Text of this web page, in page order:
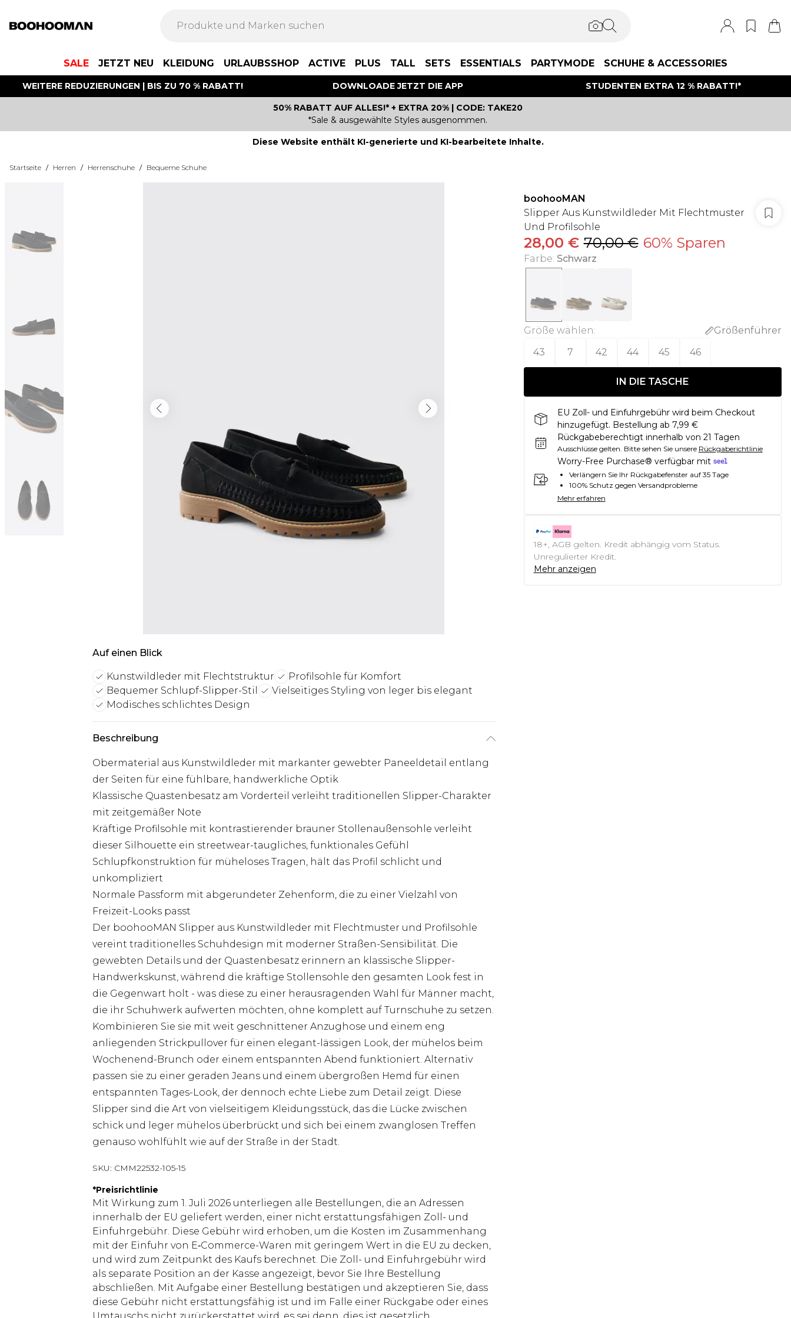
SALE JETZT NEU KLEIDUNG URLAUBSSHOP ACTIVE PLUS TALL SETS ESSENTIALS PARTYMODE SCHUHE & ACCESSORIES
WEITERE REDUZIERUNGEN | BIS ZU 70 % RABATT! DOWNLOADE JETZT DIE APP STUDENTEN EXTRA 12 % RABATT!*
50% RABATT AUF ALLES!* + EXTRA 20% | CODE: TAKE20
*Sale & ausgewählte Styles ausgenommen.
Diese Website enthält KI-generierte und KI-bearbeitete Inhalte.
Startseite / Herren / Herrenschuhe / Bequeme Schuhe
Auf einen Blick
Kunstwildleder mit Flechtstruktur
Profilsohle für Komfort
Bequemer Schlupf-Slipper-Stil
Vielseitiges Styling von leger bis elegant
Modisches schlichtes Design
Beschreibung
Obermaterial aus Kunstwildleder mit markanter gewebter Paneeldetail entlang
der Seiten für eine fühlbare, handwerkliche Optik
Klassische Quastenbesatz am Vorderteil verleiht traditionellen Slipper-Charakter
mit zeitgemäßer Note
Kräftige Profilsohle mit kontrastierender brauner Stollenaußensohle verleiht
dieser Silhouette ein streetwear-taugliches, funktionales Gefühl
Schlupfkonstruktion für müheloses Tragen, hält das Profil schlicht und
unkompliziert
Normale Passform mit abgerundeter Zehenform, die zu einer Vielzahl von
Freizeit-Looks passt
Der boohooMAN Slipper aus Kunstwildleder mit Flechtmuster und Profilsohle
vereint traditionelles Schuhdesign mit moderner Straßen-Sensibilität. Die
gewebten Details und der Quastenbesatz erinnern an klassische Slipper-
Handwerkskunst, während die kräftige Stollensohle den gesamten Look fest in
die Gegenwart holt - was diese zu einer herausragenden Wahl für Männer macht,
die ihr Schuhwerk aufwerten möchten, ohne komplett auf Turnschuhe zu setzen.
Kombinieren Sie sie mit weit geschnittener Anzughose und einem eng
anliegenden Strickpullover für einen elegant-lässigen Look, der mühelos beim
Wochenend-Brunch oder einem entspannten Abend funktioniert. Alternativ
passen sie zu einer geraden Jeans und einem übergroßen Hemd für einen
entspannten Tages-Look, der dennoch echte Liebe zum Detail zeigt. Diese
Slipper sind die Art von vielseitigem Kleidungsstück, das die Lücke zwischen
schick und leger mühelos überbrückt und sich bei einem zwanglosen Treffen
genauso wohlfühlt wie auf der Straße in der Stadt.
SKU: CMM22532-105-15
*Preisrichtlinie
Mit Wirkung zum 1. Juli 2026 unterliegen alle Bestellungen, die an Adressen
innerhalb der EU geliefert werden, einer nicht erstattungsfähigen Zoll- und
Einfuhrgebühr. Diese Gebühr wird erhoben, um die Kosten im Zusammenhang
mit der Einfuhr von E‑Commerce-Waren mit geringem Wert in die EU zu decken,
und wird zum Zeitpunkt des Kaufs berechnet. Die Zoll- und Einfuhrgebühr wird
als separate Position an der Kasse angezeigt, bevor Sie Ihre Bestellung
abschließen. Mit Aufgabe einer Bestellung bestätigen und akzeptieren Sie, dass
diese Gebühr nicht erstattungsfähig ist und im Falle einer Rückgabe oder eines
boohooMAN
Slipper Aus Kunstwildleder Mit Flechtmuster
Und Profilsohle
28,00 € 70,00 € 60% Sparen
Farbe: Schwarz
Größe wählen:
Größenführer
43
7 42 44 45 46
IN DIE TASCHE
EU Zoll- und Einfuhrgebühr wird beim Checkout
hinzugefügt. Bestellung ab 7,99 €
Rückgabeberechtigt innerhalb von 21 Tagen
Ausschlüsse gelten. Bitte sehen Sie unsere Rückgaberichtlinie
Worry-Free Purchase® verfügbar mit
Verlängern Sie Ihr Rückgabefenster auf 35 Tage
100% Schutz gegen Versandprobleme
Mehr erfahren
18+, AGB gelten. Kredit abhängig vom Status.
Unregulierter Kredit.
Mehr anzeigen